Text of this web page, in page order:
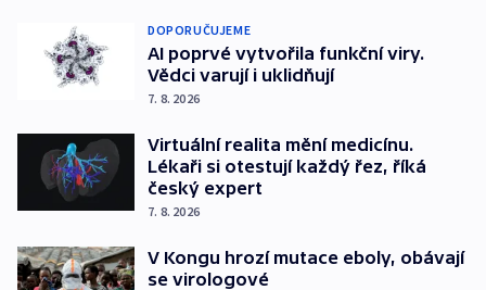
DOPORUČUJEME
AI poprvé vytvořila funkční viry.
Vědci varují i uklidňují
7. 8. 2026
Virtuální realita mění medicínu.
Lékaři si otestují každý řez, říká
český expert
7. 8. 2026
V Kongu hrozí mutace eboly, obávají
se virologové